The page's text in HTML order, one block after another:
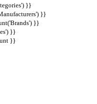
}}
}}
}}
}}
}}